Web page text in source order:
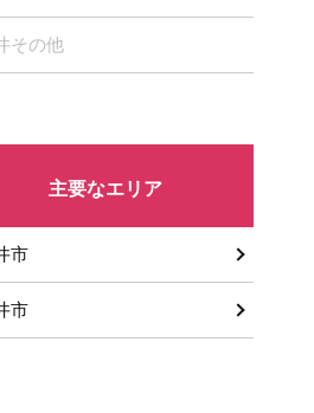
その他
主要なエリア
市
市